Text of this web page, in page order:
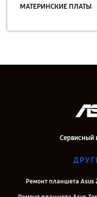
МАТЕРИНСКИЕ ПЛАТЫ
Сервисный
Ремонт планшета Asus